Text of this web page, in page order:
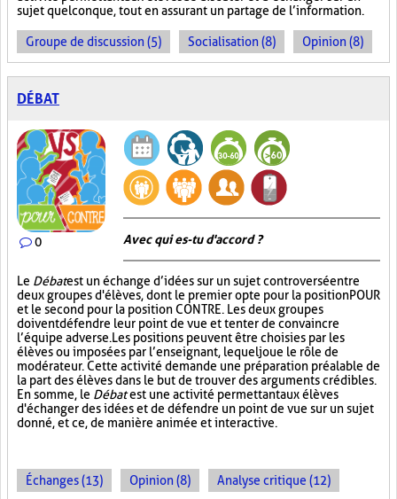
sujet quelconque, tout en assurant un partage de l’information.
Groupe de discussion (5) Socialisation (8) Opinion (8)
DÉBAT
0 Avec qui es-tu d'accord ?
Le Débatest un échange d’idées sur un sujet controversé entre
deux groupes d'élèves, dont le premier opte pour la position POUR
et le second pour la position CONTRE. Les deux groupes
doivent défendre leur point de vue et tenter de convaincre
l’équipe adverse. Les positions peuvent être choisies par les
élèves ou imposées par l’enseignant, lequel joue le rôle de
modérateur. Cette activité demande une préparation préalable de
la part des élèves dans le but de trouver des arguments crédibles.
En somme, le Débatest une activité permettant aux élèves
d'échanger des idées et de défendre un point de vue sur un sujet
donné, et ce, de manière animée et interactive.
Échanges (13) Opinion (8) Analyse critique (12)